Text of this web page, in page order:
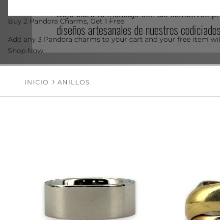
Deja claro tu mensaje con las llamativas
diseños artesanales de nuestros
INICIO ANILLOS
Buy 2 Pandora Charms, Get 1 Free
Add any 3 Pandora charms to your cart and your free item
Shop Now